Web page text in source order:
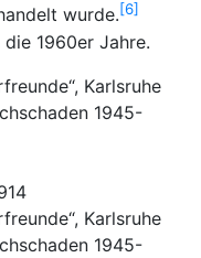
wurde. 6
1960er Jahre.
Karlsruhe
1945-
Karlsruhe
1945-